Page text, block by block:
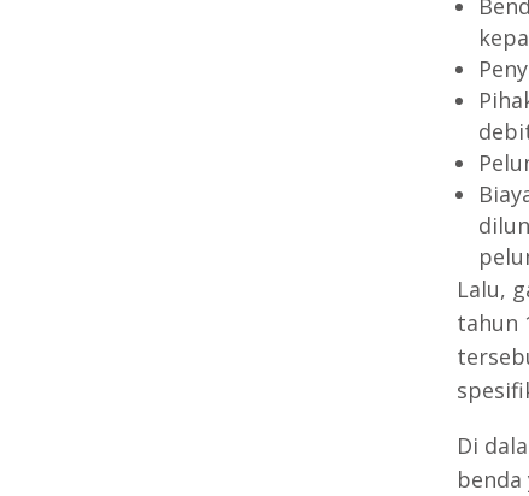
Lalu,
tahun
Di